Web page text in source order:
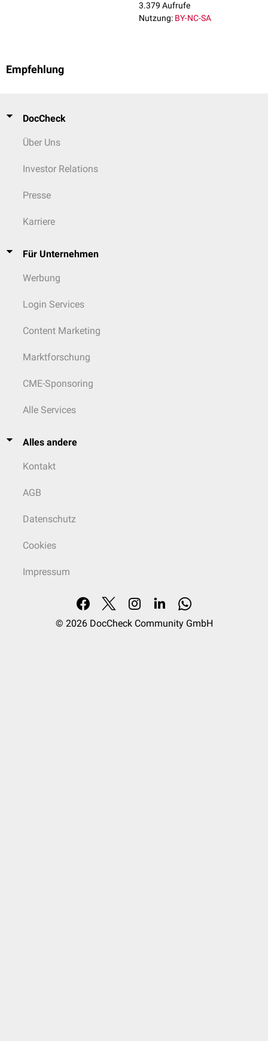
3.379 Aufrufe
Nutzung: BY-NC-SA
Empfehlung
DocCheck
Über Uns
Investor Relations
Presse
Karriere
Für Unternehmen
Werbung
Login Services
Content Marketing
Marktforschung
CME-Sponsoring
Alle Services
Alles andere
Kontakt
AGB
Datenschutz
Cookies
Impressum
© 2026 DocCheck Community GmbH